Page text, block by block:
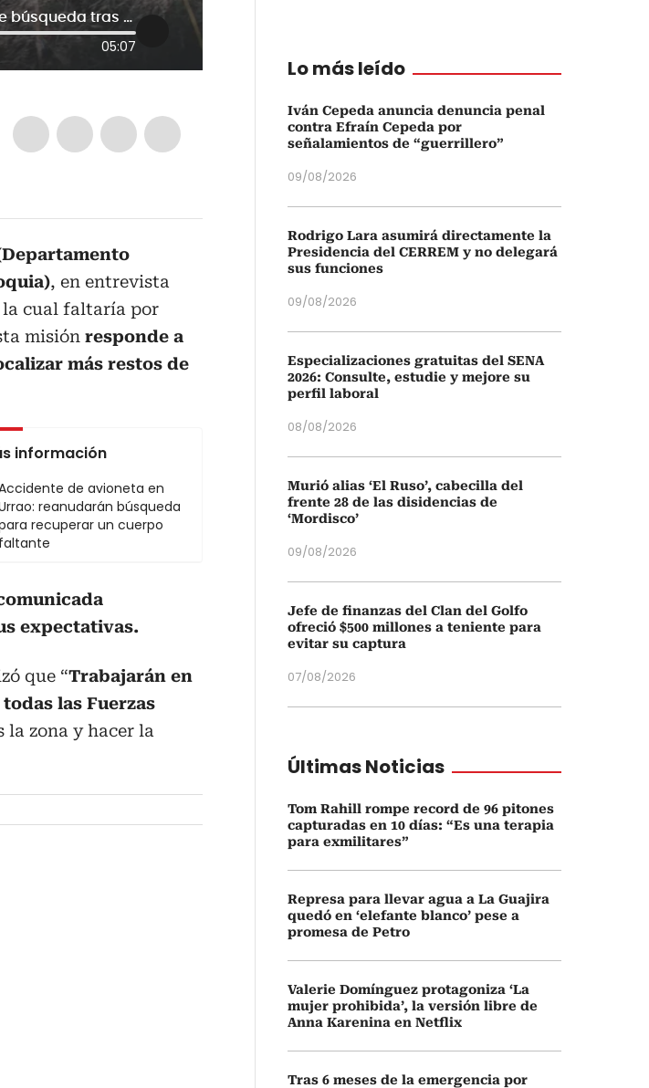
UNGRD desmiente instalación de PMU para reanudación de búsqueda tras accidente de avioneta en Urrao
05:07
, en entrevista
la cual faltaría por
misión responde a
más restos de
información
de avioneta en
reanudarán búsqueda
recuperar un cuerpo
faltante
expectativas.
que “Trabajarán en
las Fuerzas
la zona y hacer la
Lo más leído
Iván Cepeda anuncia denuncia penal
contra Efraín Cepeda por
señalamientos de “guerrillero”
09/08/2026
Rodrigo Lara asumirá directamente la
Presidencia del CERREM y no delegará
sus funciones
09/08/2026
Especializaciones gratuitas del SENA
2026: Consulte, estudie y mejore su
perfil laboral
08/08/2026
Murió alias ‘El Ruso’, cabecilla del
frente 28 de las disidencias de
‘Mordisco’
09/08/2026
Jefe de finanzas del Clan del Golfo
ofreció $500 millones a teniente para
evitar su captura
07/08/2026
Últimas Noticias
Tom Rahill rompe record de 96 pitones
capturadas en 10 días: “Es una terapia
para exmilitares”
Represa para llevar agua a La Guajira
quedó en ‘elefante blanco’ pese a
promesa de Petro
Valerie Domínguez protagoniza ‘La
mujer prohibida’, la versión libre de
Anna Karenina en Netflix
Tras 6 meses de la emergencia por